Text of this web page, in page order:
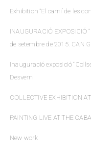
Exhibition “El camí de les
INAUGURACIÓ EXPOSICIÓ
de setembre de 2015. CAN
Inauguració exposició
Desvern
COLLECTIVE EXHIBITION
PAINTING LIVE AT THE
New work